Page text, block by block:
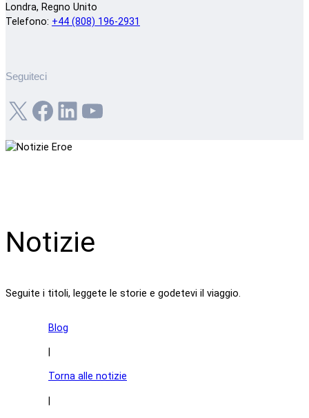
Londra, Regno Unito
Telefono: +44 (808) 196-2931
Seguiteci
X Facebook LinkedIn YouTube
Notizie
Seguite i titoli, leggete le storie e godetevi il viaggio.
Blog
Torna alle notizie
|